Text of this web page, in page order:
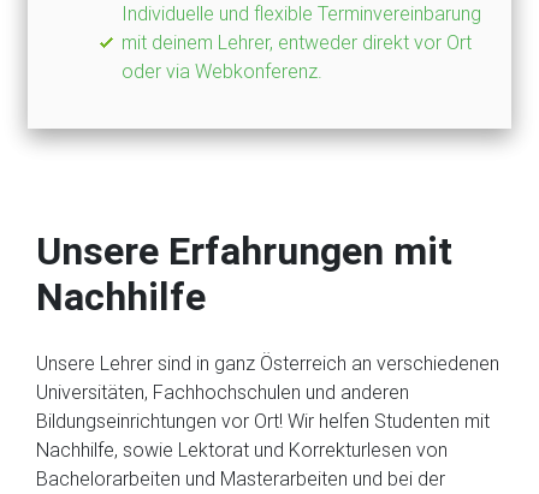
Individuelle und flexible Terminvereinbarung
mit deinem Lehrer, entweder direkt vor Ort
oder via Webkonferenz.
Unsere Erfahrungen mit
Nachhilfe
Unsere Lehrer sind in ganz Österreich an verschiedenen
Universitäten, Fachhochschulen und anderen
Bildungseinrichtungen vor Ort! Wir helfen Studenten mit
Nachhilfe, sowie Lektorat und Korrekturlesen von
Bachelorarbeiten und Masterarbeiten und bei der